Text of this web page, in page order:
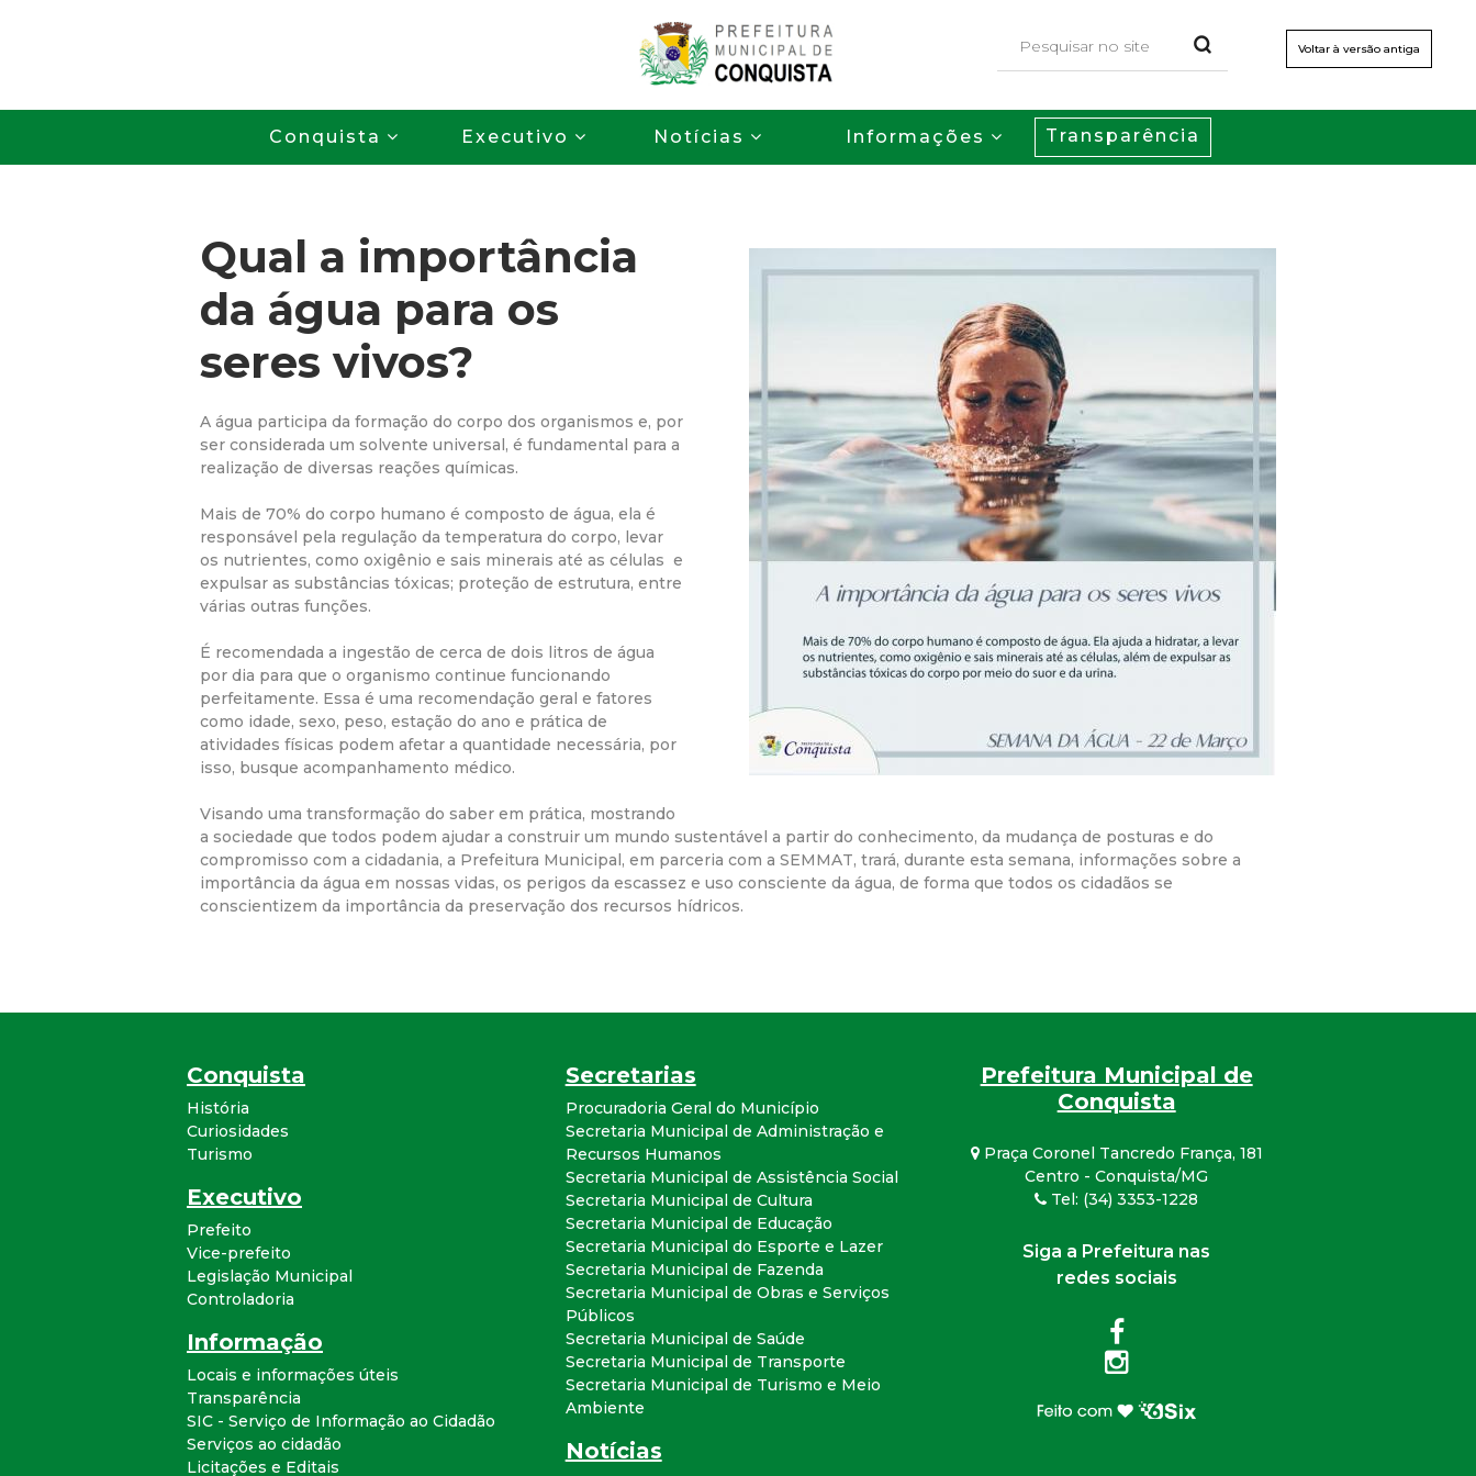
para
o
conteúdo
principal
Voltar à versão antiga
P
r
f
t
r
a
M
u
n
i
c
i
a
l
d
e
C
o
n
q
u
Conquista Executivo Notícias Informações Transparência
Qual a importância
da água para os
seres vivos?
A água participa da formação do corpo dos organismos e, por
ser considerada um solvente universal, é fundamental para a
realização de diversas reações químicas.
Mais de 70% do corpo humano é composto de água, ela é
responsável pela regulação da temperatura do corpo, levar
os nutrientes, como oxigênio e sais minerais até as células e
expulsar as substâncias tóxicas; proteção de estrutura, entre
várias outras funções.
É recomendada a ingestão de cerca de dois litros de água
por dia para que o organismo continue funcionando
perfeitamente. Essa é uma recomendação geral e fatores
como idade, sexo, peso, estação do ano e prática de
atividades físicas podem afetar a quantidade necessária, por
isso, busque acompanhamento médico.
Visando uma transformação do saber em prática, mostrando
a sociedade que todos podem ajudar a construir um mundo sustentável a partir do conhecimento, da mudança de posturas e do
compromisso com a cidadania, a Prefeitura Municipal, em parceria com a SEMMAT, trará, durante esta semana, informações sobre a
importância da água em nossas vidas, os perigos da escassez e uso consciente da água, de forma que todos os cidadãos se
conscientizem da importância da preservação dos recursos hídricos.
Conquista
História
Curiosidades
Turismo
Executivo
Prefeito
Vice-prefeito
Legislação Municipal
Controladoria
Informação
Locais e informações úteis
Transparência
SIC - Serviço de Informação ao Cidadão
Serviços ao cidadão
Licitações e Editais
Secretarias
Procuradoria Geral do Município
Secretaria Municipal de Administração e
Recursos Humanos
Secretaria Municipal de Assistência Social
Secretaria Municipal de Cultura
Secretaria Municipal de Educação
Secretaria Municipal do Esporte e Lazer
Secretaria Municipal de Fazenda
Secretaria Municipal de Obras e Serviços
Públicos
Secretaria Municipal de Saúde
Secretaria Municipal de Transporte
Secretaria Municipal de Turismo e Meio
Ambiente
Notícias
Prefeitura Municipal de
Conquista
Praça Coronel Tancredo França, 181
Centro - Conquista/MG
Tel: (34) 3353-1228
Siga a Prefeitura nas
redes sociais